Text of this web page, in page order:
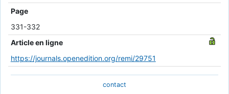
Page
331-332
Article en ligne
https://journals.openedition.org/remi/29751
contact